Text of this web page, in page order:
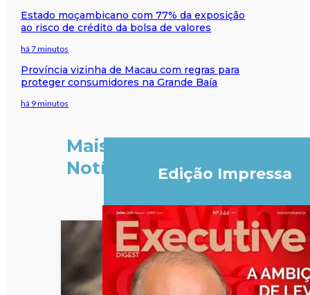
Estado moçambicano com 77% da exposição
ao risco de crédito da bolsa de valores
há 7 minutos
Província vizinha de Macau com regras para
proteger consumidores na Grande Baía
há 9 minutos
Mais
Notícias
Edição Impressa